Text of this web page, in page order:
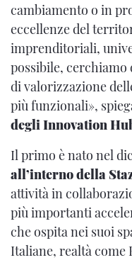
cambiamento o in
eccellenze del
imprenditoriali,
possibile,
di valorizzazione
più funzionali»,
degli Innovation
Il primo è nato nel
all’interno della
attività in
più importanti
che ospita nei suoi
Italiane, realtà come